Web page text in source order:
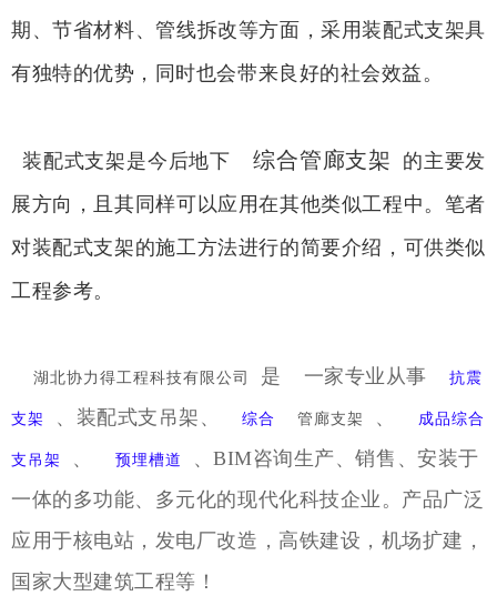
期、节省材料、管线拆改等方面，采用装配式支架具
有独特的优势，同时也会带来良好的社会效益。
装配式支架是今后地下 综合管廊支架
的主要发
展方向，且其同样可以应用在其他类似工程中。笔者
对装配式支架的施工方法进行的简要介绍，可供类似
工程参考。
湖北协力得工程科技有限公司 是 一家专业从事 抗震
支架 、装配式支吊架、 综合 管廊支架 、 成品综合
支吊架 、 预埋槽道
、BIM咨询生产、销售、安装于
一体的多功能、多元化的现代化科技企业。产品广泛
应用于核电站，发电厂改造，高铁建设，机场扩建，
国家大型建筑工程等！